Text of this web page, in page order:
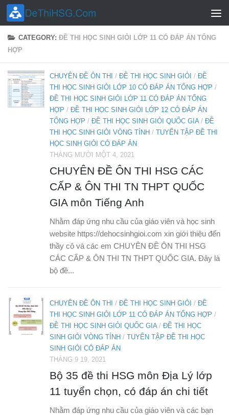
Skip to content
CATEGORY:ĐỀ THI HỌC SINH GIỎI LỚP 11 CÓ ĐÁP ÁN TỔNG
HỢP
CHUYÊN ĐỀ ÔN THI / ĐỀ THI HỌC SINH GIỎI / ĐỀ
THI HỌC SINH GIỎI LỚP 10 CÓ ĐÁP ÁN TỔNG HỢP /
ĐỀ THI HỌC SINH GIỎI LỚP 11 CÓ ĐÁP ÁN TỔNG
HỢP / ĐỀ THI HỌC SINH GIỎI LỚP 12 CÓ ĐÁP ÁN
TỔNG HỢP / ĐỀ THI HỌC SINH GIỎI QUỐC GIA/ ĐỀ
THI HỌC SINH GIỎI VÒNG TỈNH / TUYỂN TẬP ĐỀ THI
HỌC SINH GIỎI CÓ ĐÁP ÁN
THÁNG MƯỜI MỘT 4, 2021
CHUYÊN ĐỀ ÔN THI HSG CÁC
CẤP & ÔN THI TN THPT QUỐC
GIA môn Tiếng Anh
Nhằm đáp ứng nhu cầu của giáo viên và học sinh
website https://dehocsinhgioi.com xin giới thiệu đến
thầy cô và các em CHUYÊN ĐỀ ÔN THI HSG
CÁC CẤP & ÔN THI TN THPT QUỐC GIA. Đây là
bộ đề...
CHUYÊN ĐỀ ÔN THI / ĐỀ THI HỌC SINH GIỎI / ĐỀ
THI HỌC SINH GIỎI LỚP 11 CÓ ĐÁP ÁN TỔNG HỢP /
ĐỀ THI HỌC SINH GIỎI QUỐC GIA / ĐỀ THI HỌC
SINH GIỎI VÒNG TỈNH / TUYỂN TẬP ĐỀ THI HỌC
SINH GIỎI CÓ ĐÁP ÁN
THÁNG 9 19, 2021
Bộ 35 đề thi HSG môn Địa Lý lớp
11 tuyển chọn, có đáp án chi tiết
Nhằm đáp ứng nhu cầu của giáo viên và các bạn